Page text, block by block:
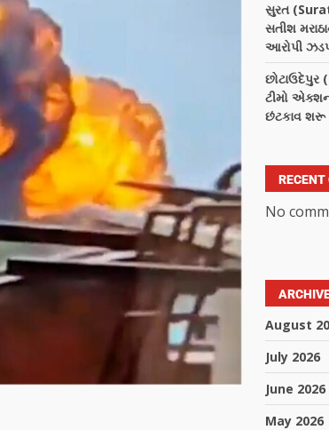
સુરત
સતીશ
આરોપી
છોટાઉદેપુર
ટીમો
છંટકાવ શરૂ
No
August
July 2026
June 2026
May 2026